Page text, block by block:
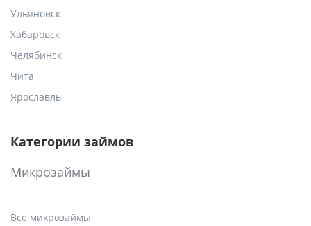
Ульяновск
Хабаровск
Челябинск
Чита
Ярославль
Категории займов
Микрозаймы
Все микрозаймы